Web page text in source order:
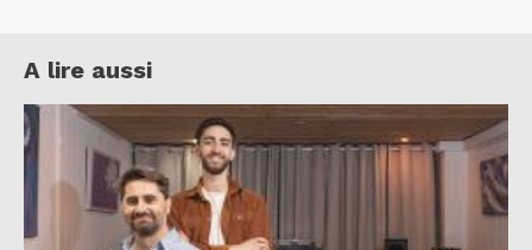
A lire aussi